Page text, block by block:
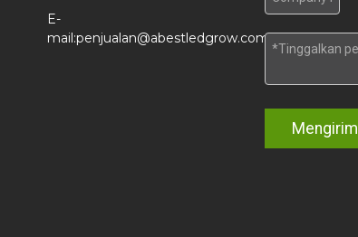
E-
mail:penjualan@abestledgrow.com
Mengirim